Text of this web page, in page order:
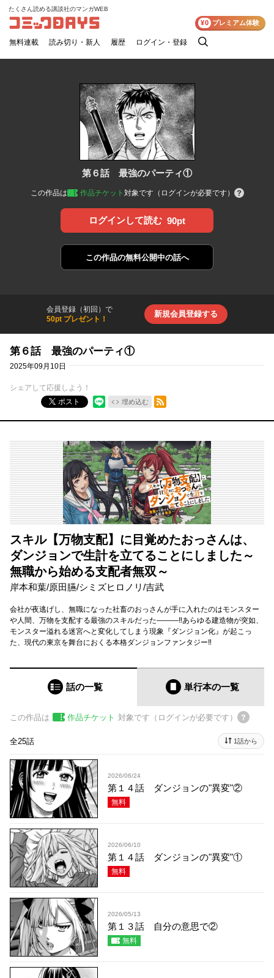
コミックDAYS
たくさん読める講談社のマンガWEB
無料連載 読み切り・新人 履歴 ログイン・登録
検
¥0 プレミアム体験
第６話 最強のパーティ①
この作品は 作品チケット 対象です（ログインが必要です）
ログインして読む 90pt
この作品の無料公開中の話へ
会員登録（初回）で
50pt プレゼント！
新規会員登録する
第６話 最強のパーティ①
2025年09月10日
シェアして応援しよう！
ポスト
埋め込む
RSSフィード
スキル【万物支配】に目覚めたおっさんは、
ダンジョンで生計を立てることにしました～
無職から始める支配者無双～
岸本和葉/原田臙/シミズヒロノリ /吉武
会社が夜逃げし、無職になった社畜のおっさんが手に入れたのはモンスター
や人間、万物を支配する最強のスキルだった―――‼あらゆる建造物が突如、
モンスター溢れる迷宮へと変化してしまう現象『ダンジョン化』が起こっ
た、現代の東京を舞台におくる本格ダンジョンファンタジー‼
話の一覧 単行本の一覧
この作品は 作品チケット 対象です（ログインが必要です）
全25話 1話から
2026/06/24
第１４話 ダンジョンの"異変"②
無料
2026/06/10
第１４話 ダンジョンの"異変"①
無料
2026/05/13
第１３話 自分の意思で②
無料